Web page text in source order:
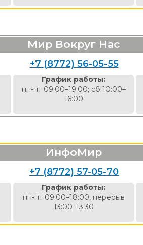
Мир Вокруг Нас
+7 (8772) 56-05-55
График работы:
пн-пт 09:00–19:00; сб 10:00–
16:00
ИнфоМир
+7 (8772) 57-05-70
График работы:
пн-пт 09:00–18:00, перерыв
13:00–13:30